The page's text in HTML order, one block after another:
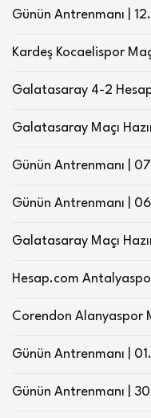
Günün Antrenmanı |
Kardeş Kocaelispor
Galatasaray 4-2
Galatasaray Maçı
Günün Antrenmanı |
Günün Antrenmanı |
Galatasaray Maçı
Hesap.com
Corendon Alanyaspor
Günün Antrenmanı |
Günün Antrenmanı |